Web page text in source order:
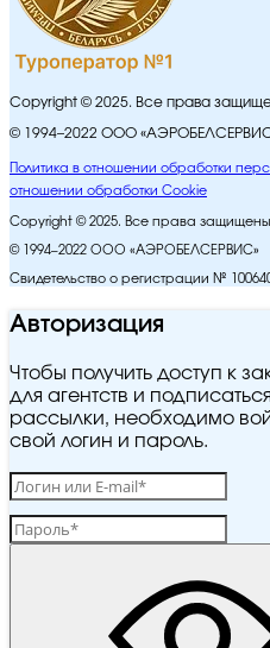
Copyright © 2025. Все права
© 1994–2022 ООО
Политика в отношении обработки
отношении обработки Cookie
Copyright © 2025. Все права защищены
© 1994–2022 ООО «АЭРОБЕЛСЕРВИС»
Свидетельство о регистрации №
Авторизация
Чтобы получить доступ к
для агентств и
рассылки, необходимо
свой логин и пароль.